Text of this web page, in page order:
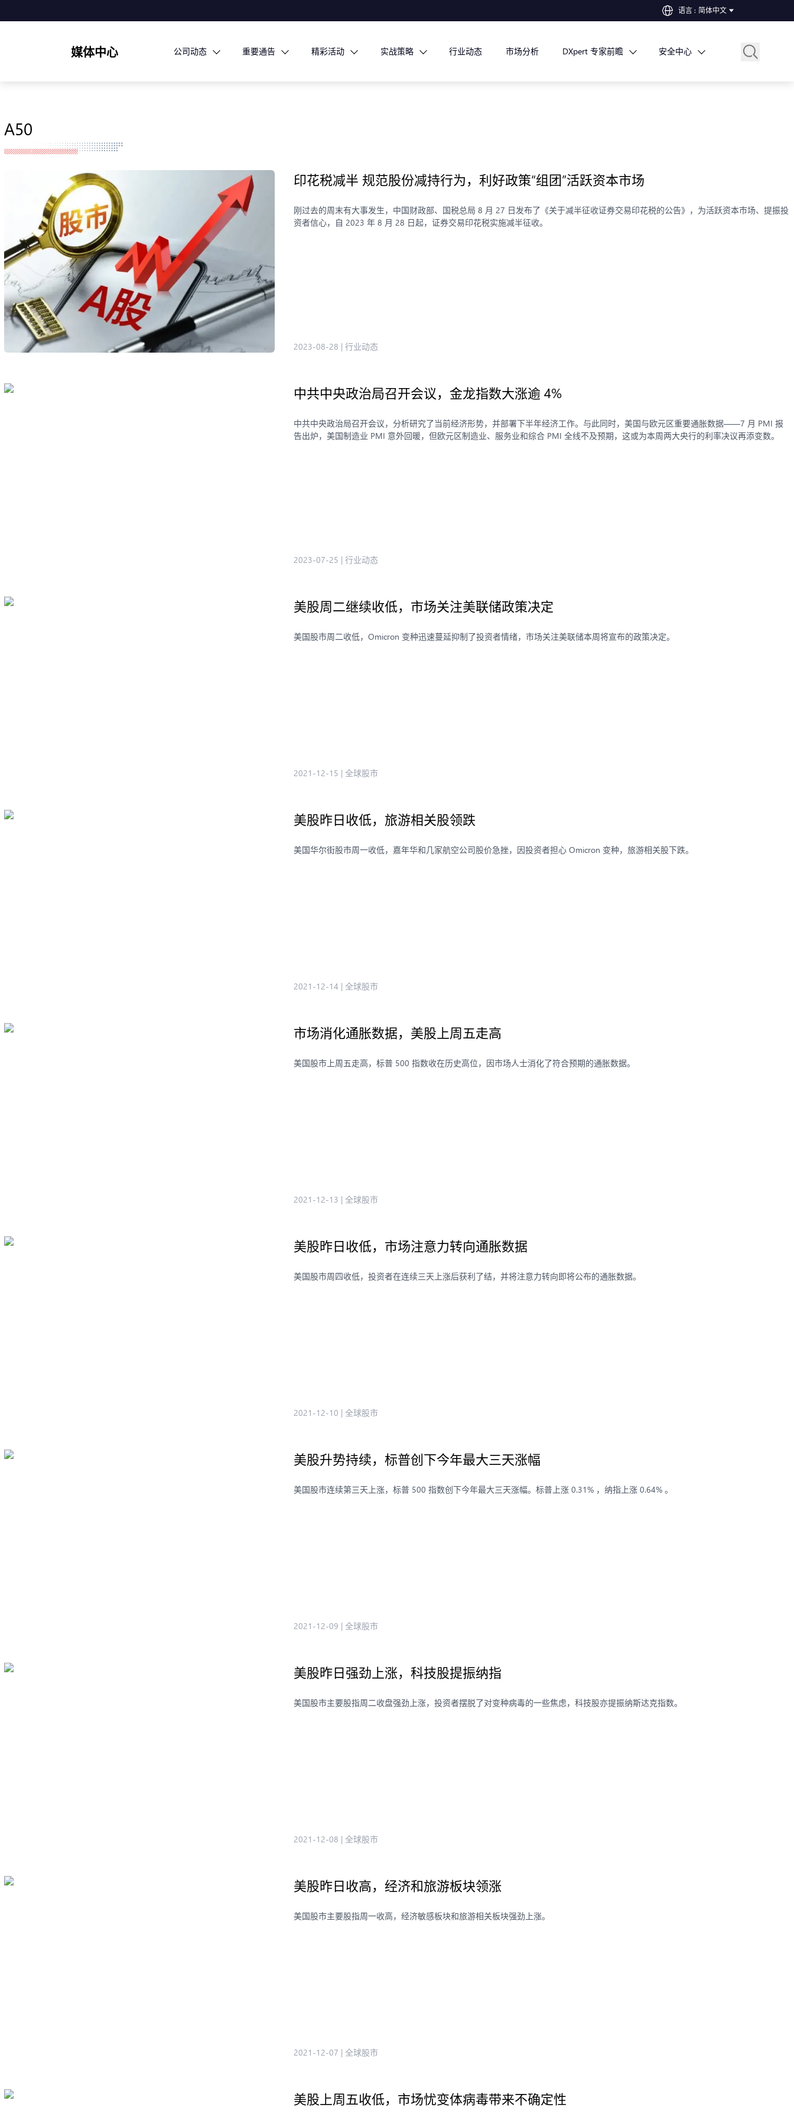
语言 : 简体中文
媒体中心 公司动态 重要通告 精彩活动 实战策略 行业动态 市场分析 DXpert 专家前瞻 安全中心
A50
2023-08-28 | 行业动态
印花税减半 规范股份减持行为，利好政策“组团”活跃资本市场
刚过去的周末有大事发生，中国财政部、国税总局 8 月 27 日发布了《关于减半征收证券交易印花税的公告》，为活跃资本市场、提振投
资者信心，自 2023 年 8 月 28 日起，证券交易印花税实施减半征收。
2023-07-25 | 行业动态
中共中央政治局召开会议，金龙指数大涨逾 4%
中共中央政治局召开会议，分析研究了当前经济形势，并部署下半年经济工作。与此同时，美国与欧元区重要通胀数据——7 月 PMI 报
告出炉，美国制造业 PMI 意外回暖，但欧元区制造业、服务业和综合 PMI 全线不及预期，这或为本周两大央行的利率决议再添变数。
2021-12-15 | 全球股市
美股周二继续收低，市场关注美联储政策决定
美国股市周二收低，Omicron 变种迅速蔓延抑制了投资者情绪，市场关注美联储本周将宣布的政策决定。
2021-12-14 | 全球股市
美股昨日收低，旅游相关股领跌
美国华尔街股市周一收低，嘉年华和几家航空公司股价急挫，因投资者担心 Omicron 变种，旅游相关股下跌。
2021-12-13 | 全球股市
市场消化通胀数据，美股上周五走高
美国股市上周五走高，标普 500 指数收在历史高位，因市场人士消化了符合预期的通胀数据。
2021-12-10 | 全球股市
美股昨日收低，市场注意力转向通胀数据
美国股市周四收低，投资者在连续三天上涨后获利了结，并将注意力转向即将公布的通胀数据。
2021-12-09 | 全球股市
美股升势持续，标普创下今年最大三天涨幅
美国股市连续第三天上涨，标普 500 指数创下今年最大三天涨幅。标普上涨 0.31% ，纳指上涨 0.64% 。
2021-12-08 | 全球股市
美股昨日强劲上涨，科技股提振纳指
美国股市主要股指周二收盘强劲上涨，投资者摆脱了对变种病毒的一些焦虑，科技股亦提振纳斯达克指数。
2021-12-07 | 全球股市
美股昨日收高，经济和旅游板块领涨
美国股市主要股指周一收高，经济敏感板块和旅游相关板块强劲上涨。
美股上周五收低，市场忧变体病毒带来不确定性